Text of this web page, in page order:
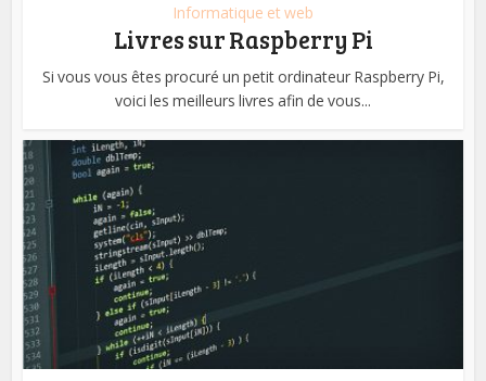
Informatique et web
Livres sur Raspberry Pi
Si vous vous êtes procuré un petit ordinateur Raspberry Pi,
voici les meilleurs livres afin de vous...